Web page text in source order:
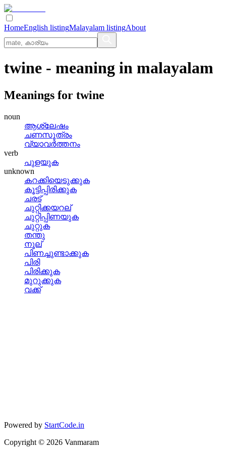
HomeEnglish listingMalayalam listingAbout
twine - meaning in malayalam
Meanings for twine
noun
ആശ്ലേഷം
ചണസൂത്രം
വ്യാവര്‍ത്തനം
verb
പുളയുക
unknown
കറക്കിയെടുക്കുക
കൂട്ടിപ്പിരിക്കുക
ചരട്
ചുറ്റിക്കയറല്
ചുറ്റിപ്പിണയുക
ചുറ്റുക
തന്തു
നൂല്
പിണച്ചുണ്ടാക്കുക
പിരി
പിരിക്കുക
മുറുക്കുക
വക്ക്
Powered by StartCode.in
Copyright © 2026 Vanmaram